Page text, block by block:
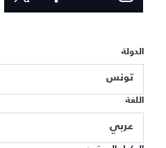
الدولة
تونس
اللغة
عربي